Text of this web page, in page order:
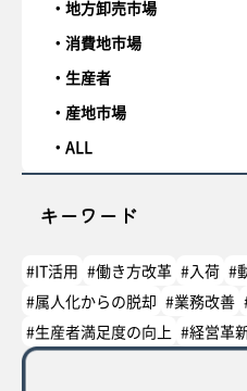
地方卸売市場
消費地市場
生産者
産地市場
ALL
キーワード
#IT活用 #働き方改革 #入荷 #
#属人化からの脱却 #業務改善
#生産者満足度の向上 #経営革